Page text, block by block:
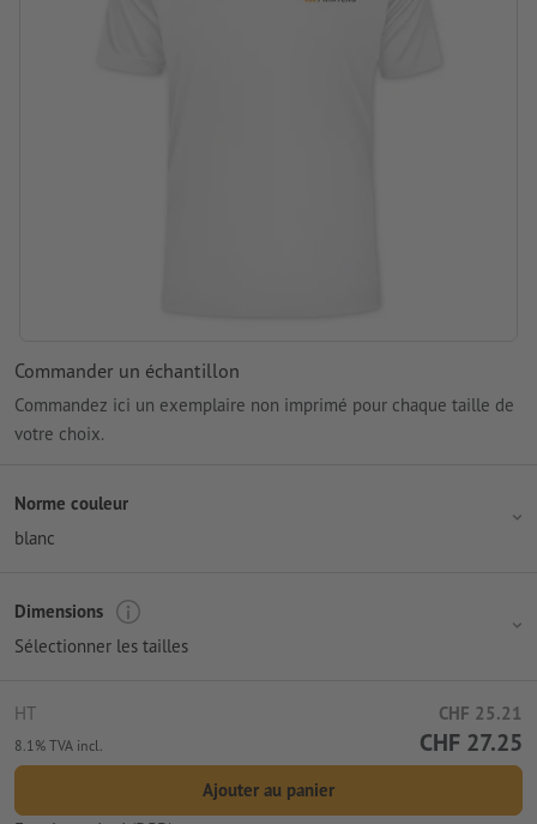
Commander un échantillon
Commandez ici un exemplaire non imprimé pour chaque taille de
votre choix.
Norme couleur
blanc
Dimensions
Sélectionner les tailles
HT CHF 25.21
8.1% TVA incl. CHF 27.25
Ajouter au panier